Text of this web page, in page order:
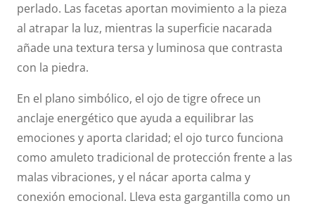
perlado. Las facetas aportan movimiento a la pieza
al atrapar la luz, mientras la superficie nacarada
añade una textura tersa y luminosa que contrasta
con la piedra.
En el plano simbólico, el ojo de tigre ofrece un
anclaje energético que ayuda a equilibrar las
emociones y aporta claridad; el ojo turco funciona
como amuleto tradicional de protección frente a las
malas vibraciones, y el nácar aporta calma y
conexión emocional. Lleva esta gargantilla como un